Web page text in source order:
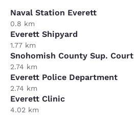
Naval Station Everett
0.8 km
Everett Shipyard
1.77 km
Snohomish County Sup. Court
2.74 km
Everett Police Department
2.74 km
Everett Clinic
4.02 km